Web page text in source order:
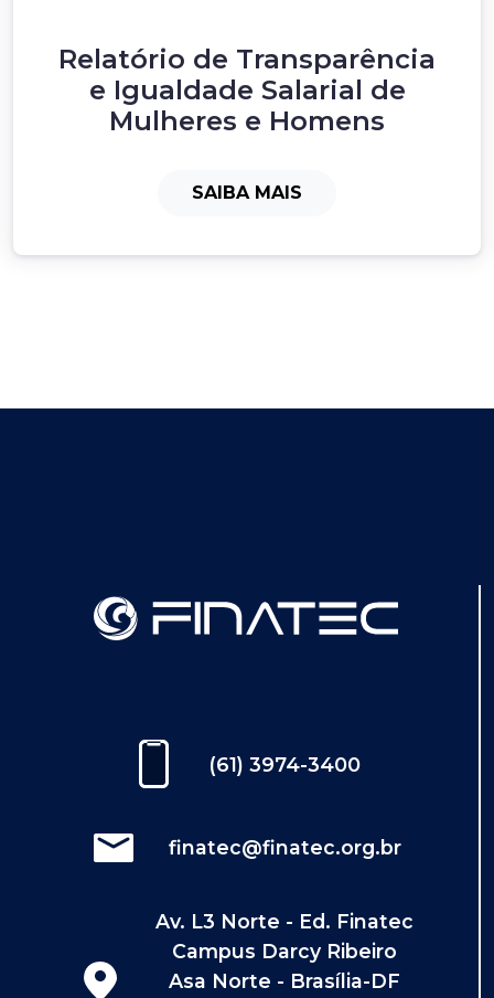
Relatório de Transparência
e Igualdade Salarial de
Mulheres e Homens
SAIBA MAIS
(61) 3974-3400
finatec@finatec.org.br
Av. L3 Norte - Ed. Finatec
Campus Darcy Ribeiro
Asa Norte - Brasília-DF